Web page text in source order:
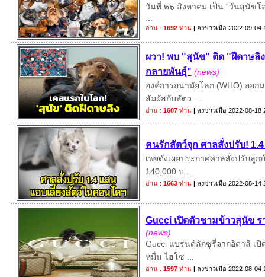
วันที่ ๒๖ สิงหาคม เป็น “วันสุนัขโ
อ่าน : 1692ท่าน | ลงข่าวเมื่อ 2022-09-04
ผวา! พบ "สุนัข" ติด "ฝีดาษลิง
กลายพันธุ์" (news)
องค์การอนามัยโลก (WHO) ออก
สัมผัสกับสัตว ...
อ่าน : 1607ท่าน | ลงข่าวเมื่อ 2022-08-18
คนรักสัตว์จุก ศาลสั่งปรับ!
เพจดังเผยประกาศศาลสั่งปรับลู
140,000 บ ...
อ่าน : 1663ท่าน | ลงข่าวเมื่อ 2022-08-14
Gucci เปิดตัวชามข้าวสุนัข
(news)
Gucci แบรนด์ลักซูรี่จากอิตาลี เ
หมื่น ไฮโซ ...
อ่าน : 1597ท่าน | ลงข่าวเมื่อ 2022-08-04